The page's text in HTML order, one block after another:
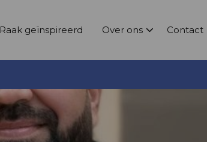
Raak geïnspireerd Over ons Contact